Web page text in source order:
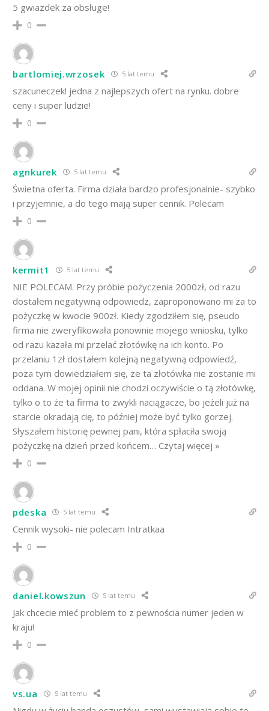
5 gwiazdek za obsługe!
0
bartlomiej.wrzosek 5 lat temu
szacuneczek! jedna z najlepszych ofert na rynku. dobre
ceny i super ludzie!
0
agnkurek 5 lat temu
Świetna oferta. Firma działa bardzo profesjonalnie- szybko
i przyjemnie, a do tego mają super cennik. Polecam
0
kermit1 5 lat temu
NIE POLECAM. Przy próbie pożyczenia 2000zł, od razu
dostałem negatywną odpowiedz, zaproponowano mi za to
pożyczkę w kwocie 900zł. Kiedy zgodziłem się, pseudo
firma nie zweryfikowała ponownie mojego wniosku, tylko
od razu kazała mi przelać złotówkę na ich konto. Po
przelaniu 1zł dostałem kolejną negatywną odpowiedź,
poza tym dowiedziałem się, ze ta złotówka nie zostanie mi
oddana. W mojej opinii nie chodzi oczywiście o tą złotówkę,
tylko o to że ta firma to zwykli naciągacze, bo jeżeli już na
starcie okradają cię, to później może być tylko gorzej.
Słyszałem historię pewnej pani, która spłaciła swoją
pożyczkę na dzień przed końcem… Czytaj więcej »
0
pdeska 5 lat temu
Cennik wysoki- nie polecam Intratkaa
0
daniel.kowszun 5 lat temu
Jak chcecie mieć problem to z pewnościa numer jeden w
kraju!
0
vs.ua 5 lat temu